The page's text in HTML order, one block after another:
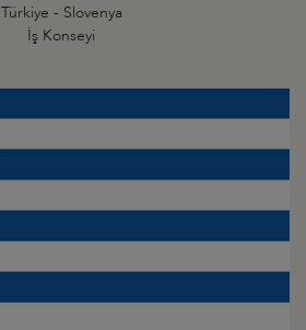
Türkiye - Slovenya
İş Konseyi